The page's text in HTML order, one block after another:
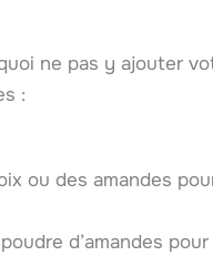
ne pas y ajouter
:
ou des amandes
d’amandes